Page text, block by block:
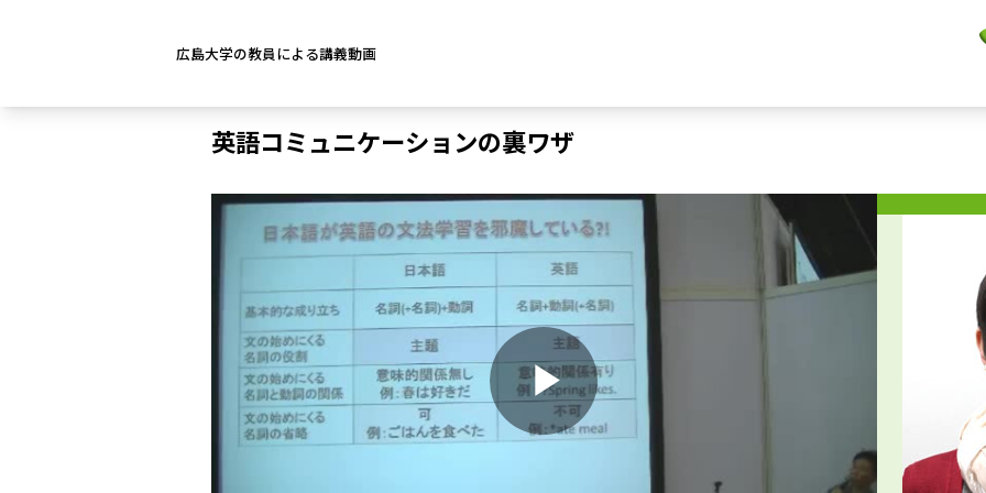
広島大学の教員による講義動画
英語コミュニケーションの裏ワザ
P